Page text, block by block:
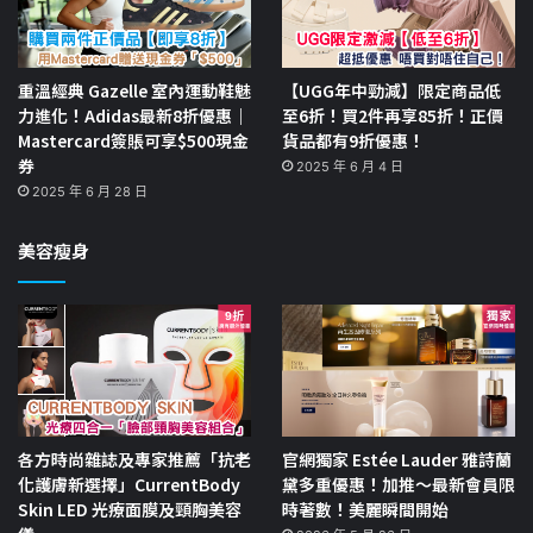
重溫經典 Gazelle 室內運動鞋魅
力進化！Adidas最新8折優惠｜
Mastercard簽賬可享$500現金
券
2025 年 6 月 28 日
【UGG年中勁減】限定商品低
至6折！買2件再享85折！正價
貨品都有9折優惠！
2025 年 6 月 4 日
美容瘦身
各方時尚雜誌及專家推薦「抗老
化護膚新選擇」CurrentBody
Skin LED 光療面膜及頸胸美容
官網獨家 Estée Lauder 雅詩蘭
黛多重優惠！加推～最新會員限
時著數！美麗瞬間開始